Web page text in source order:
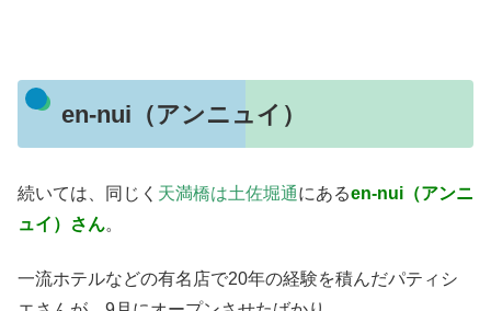
en-nui（アンニュイ）
続いては、同じく 天満橋は土佐堀通にあるen-nui（アンニ
ュイ）さん。
一流ホテルなどの有名店で20年の経験を積んだパティシ